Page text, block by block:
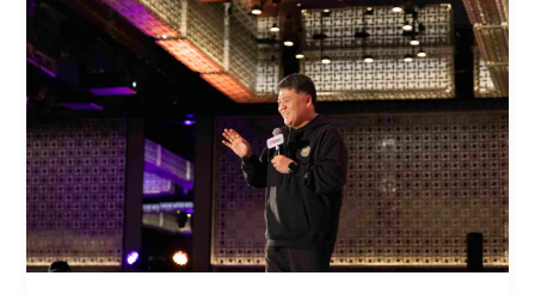
書
發
佈
會
－
CMoney
攜
手
樊